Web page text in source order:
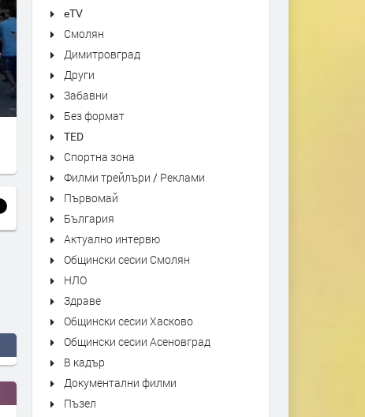
eTV
Смолян
Димитровград
Други
Забавни
Без формат
TED
Спортна зона
Филми трейлъри / Реклами
Първомай
България
Актуално интервю
Общински сесии Смолян
НЛО
Здраве
Общински сесии Хасково
Общински сесии Асеновград
В кадър
Документални филми
Пъзел